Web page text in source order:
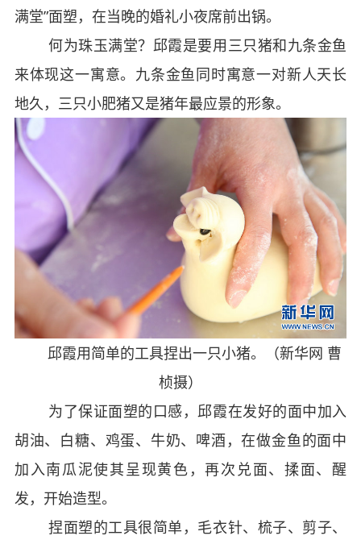
满堂”面塑，在当晚的婚礼小夜席前出锅。
何为珠玉满堂？邱霞是要用三只猪和九条金鱼
来体现这一寓意。九条金鱼同时寓意一对新人天长
地久，三只小肥猪又是猪年最应景的形象。
邱霞用简单的工具捏出一只小猪。（新华网 曹
桢摄）
为了保证面塑的口感，邱霞在发好的面中加入
胡油、白糖、鸡蛋、牛奶、啤酒，在做金鱼的面中
加入南瓜泥使其呈现黄色，再次兑面、揉面、醒
发，开始造型。
捏面塑的工具很简单，毛衣针、梳子、剪子、